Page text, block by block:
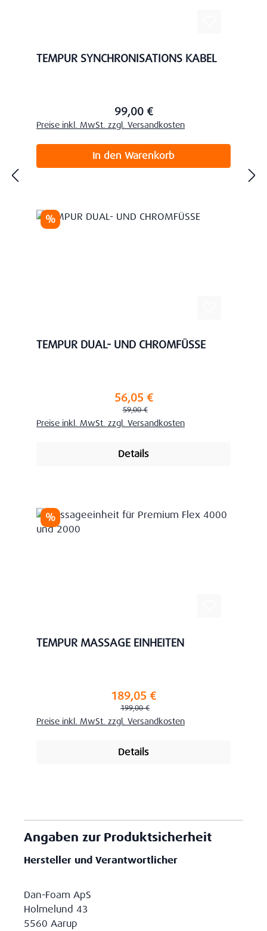
TEMPUR SYNCHRONISATIONS KABEL
Regulärer Preis:99,00 €
Preise inkl. MwSt. zzgl. Versandkosten
In den Warenkorb
Rabatt
%
TEMPUR DUAL- UND CHROMFÜSSE
56,05 €
Regulärer Preis:
59,00 €
Preise inkl. MwSt. zzgl. Versandkosten
Details
Rabatt
%
TEMPUR MASSAGE EINHEITEN
189,05 €
Regulärer Preis:
199,00 €
Preise inkl. MwSt. zzgl. Versandkosten
Details
Angaben zur Produktsicherheit
Hersteller und Verantwortlicher
Dan-Foam ApS
Holmelund 43
5560 Aarup